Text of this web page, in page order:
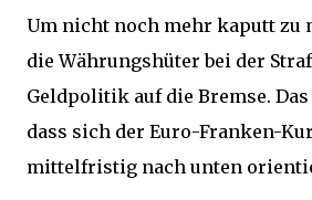
Um nicht noch mehr kaputt zu
die Währungshüter bei der
Geldpolitik auf die Bremse.
dass sich der Euro-Franken-
mittelfristig nach unten